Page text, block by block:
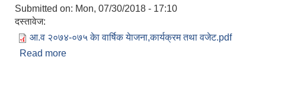
Submitted on: Mon, 07/30/2018 - 17:10
दस्तावेज:
आ‍.व २०७४-०७५ केा वार्षिक येाजना,कार्यक्रम तथा वजेट.pdf
Read more